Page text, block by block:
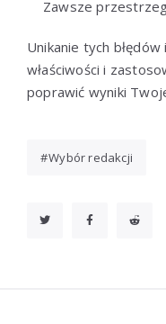
Zawsze
Unikanie tych
właściwości i
poprawić wyniki
Wybór redakcji